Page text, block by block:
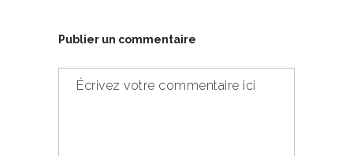
Publier un commentaire